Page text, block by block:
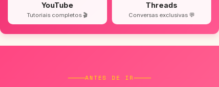
YouTube
Tutoriais completos 🎬
Threads
Conversas exclusivas 💬
ANTES DE IR